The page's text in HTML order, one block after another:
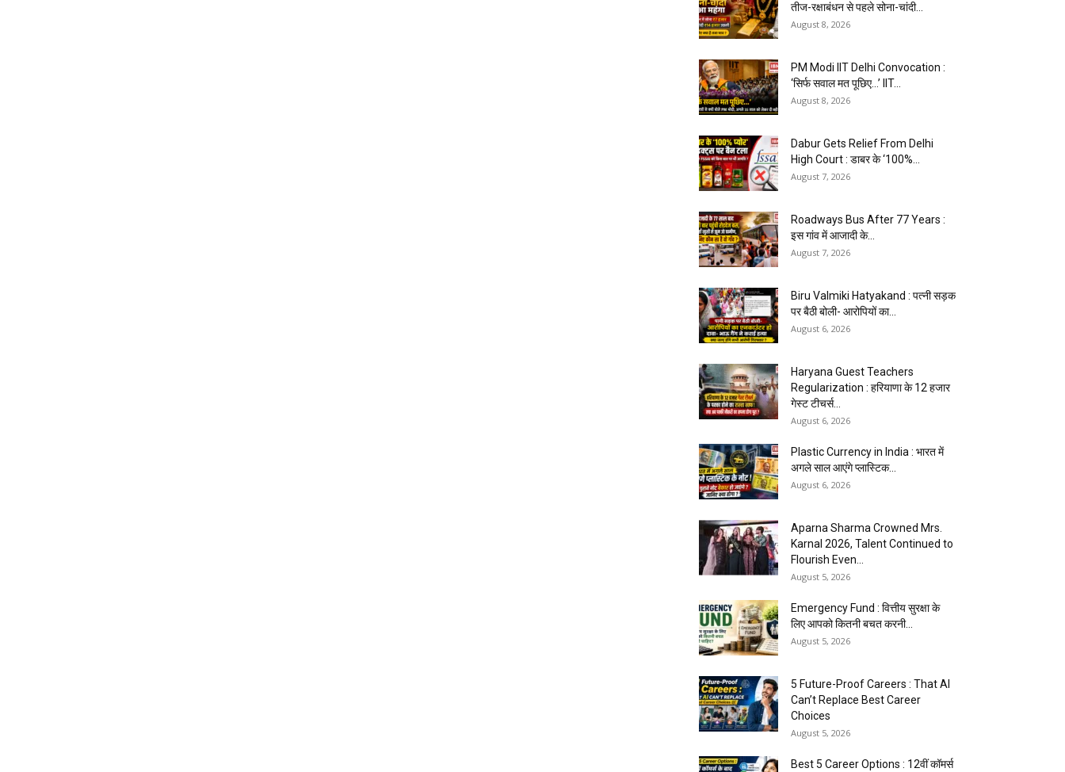
तीज-रक्षाबंधन से पहले सोना-चांदी...
August 8, 2026
PM Modi IIT Delhi Convocation :
‘सिर्फ सवाल मत पूछिए…’ IIT...
August 8, 2026
Dabur Gets Relief From Delhi
High Court : डाबर के ‘100%...
August 7, 2026
Roadways Bus After 77 Years :
इस गांव में आजादी के...
August 7, 2026
Biru Valmiki Hatyakand : पत्नी सड़क
पर बैठी बोली- आरोपियों का...
August 6, 2026
Haryana Guest Teachers
Regularization : हरियाणा के 12 हजार
गेस्ट टीचर्स...
August 6, 2026
Plastic Currency in India : भारत में
अगले साल आएंगे प्लास्टिक...
August 6, 2026
Aparna Sharma Crowned Mrs.
Karnal 2026, Talent Continued to
Flourish Even...
August 5, 2026
Emergency Fund : वित्तीय सुरक्षा के
लिए आपको कितनी बचत करनी...
August 5, 2026
5 Future-Proof Careers : That AI
Can’t Replace Best Career
Choices
August 5, 2026
Best 5 Career Options : 12वीं कॉमर्स